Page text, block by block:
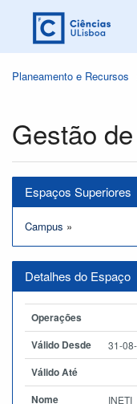
Planeamento e Recursos
Gestão
Espaços Superiores
Campus »
Detalhes do Espaço
Operações
Válido Desde
31-
Válido Até
Nome
INETI